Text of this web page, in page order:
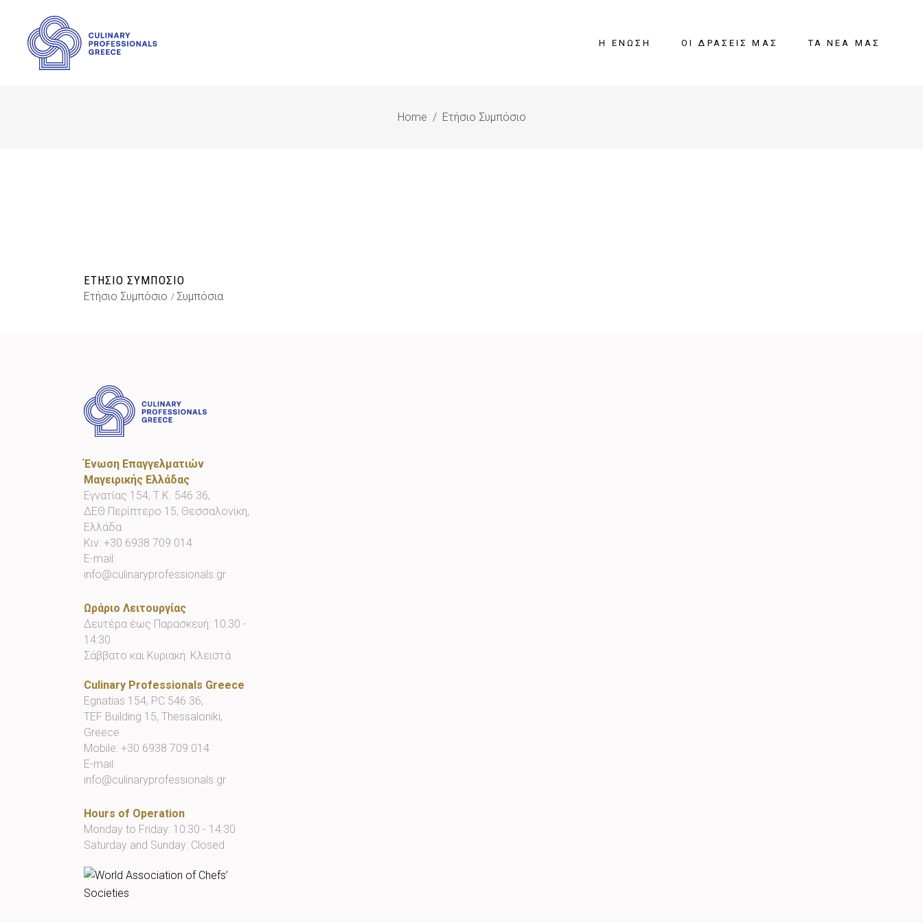
Η ΈΝΩΣΗ ΟΙ ΔΡΆΣΕΙΣ ΜΑΣ ΤΑ ΝΈΑ ΜΑΣ
Home / Ετήσιο Συμπόσιο
ΕΤΉΣΙΟ ΣΥΜΠΌΣΙΟ
Ετήσιο Συμπόσιο Συμπόσια
Ένωση Επαγγελματιών
Μαγειρικής Ελλάδας
Εγνατίας 154, Τ.Κ. 546 36,
ΔΕΘ Περίπτερο 15, Θεσσαλονίκη,
Ελλάδα
Κιν: +30 6938 709 014
E-mail:
info@culinaryprofessionals.gr
Ωράριο Λειτουργίας
Δευτέρα έως Παρασκευή: 10:30 -
14:30
Σάββατο και Κυριακή: Κλειστά
Culinary Professionals Greece
Egnatias 154, PC 546 36,
TEF Building 15, Thessaloniki,
Greece
Mobile: +30 6938 709 014
E-mail:
info@culinaryprofessionals.gr
Hours of Operation
Monday to Friday: 10:30 - 14:30
Saturday and Sunday: Closed